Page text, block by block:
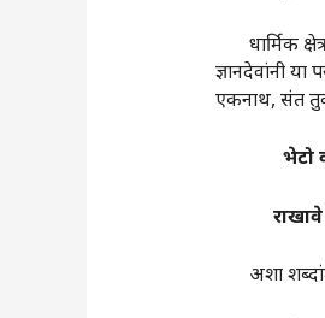
धार्मिक
ज्ञानदेवांनी
एकनाथ, संत
भेटो
राखावे
अशा शब्दांत